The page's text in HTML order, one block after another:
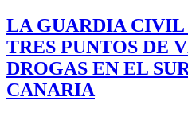
LA GUARDIA
TRES PUNTOS DE
DROGAS EN EL
CANARIA